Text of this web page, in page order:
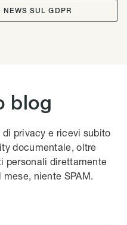
SUL GDPR
blog
privacy e ricevi subito
documentale, oltre
personali direttamente
niente SPAM.